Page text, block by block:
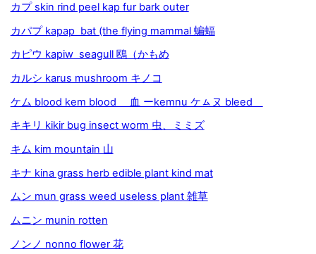
カプ skin rind peel kap fur bark outer
カパプ kapap bat (the flying mammal 蝙蝠
カピウ kapiw seagull 鴎（かもめ
カルシ karus mushroom キノコ
ケム blood kem blood 血 ーkemnu ケㇺヌ bleed
キキリ kikir bug insect worm 虫、ミミズ
キム kim mountain 山
キナ kina grass herb edible plant kind mat
ムン mun grass weed useless plant 雑草
ムニン munin rotten
ノンノ nonno flower 花